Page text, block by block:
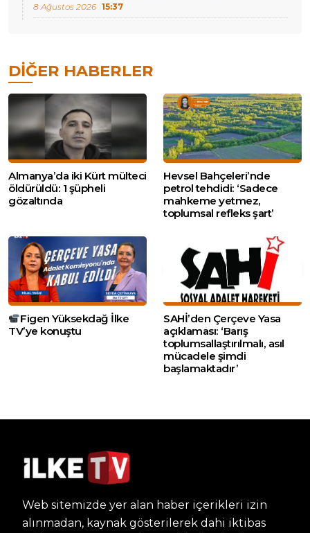
8 Ağustos 2026 15:37
DIĞER HABERLER
Almanya’da iki Kürt mülteci
öldürüldü: 1 şüpheli
gözaltında
Hevsel Bahçeleri’nde
petrol tehdidi: ‘Sadece
mahkeme yetmez,
toplumsal refleks şart’
Figen Yüksekdağ İlke
TV’ye konuştu
SAHİ’den Çerçeve Yasa
açıklaması: ‘Barış
toplumsallaştırılmalı, asıl
mücadele şimdi
başlamaktadır’
Web sitemizde yer alan haber içerikleri izin
alınmadan, kaynak gösterilerek dahi iktibas